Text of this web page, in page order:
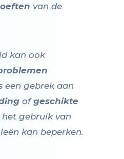
van de
kan ook
een gebrek aan
ofgeschikte
gebruik van
kan beperken.